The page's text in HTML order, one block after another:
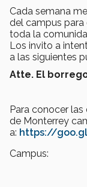
Cada semana
del campus para
toda la
Los invito a
a las siguientes
Atte. El
Para conocer
de Monterrey
a: https://
Campus: